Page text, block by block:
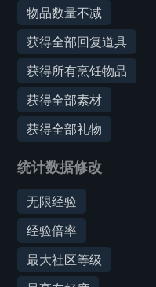
物品数量不减
获得全部回复道具
获得所有烹饪物品
获得全部素材
获得全部礼物
统计数据修改
无限经验
经验倍率
最大社区等级